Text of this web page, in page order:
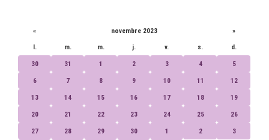
« novembre 2023 »
l. m. m. j. v. s. d.
30 31 1 2 3 4 5
6 7 8 9 10 11 12
13 14 15 16 17 18 19
20 21 22 23 24 25 26
27 28 29 30 1 2 3